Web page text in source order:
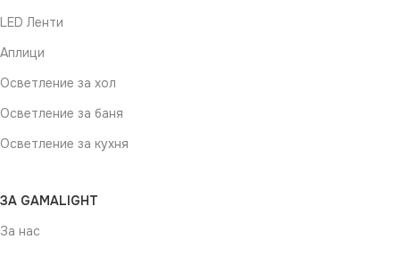
LED Ленти
Аплици
Осветление за хол
Осветление за баня
Осветление за кухня
ЗА GAMALIGHT
За нас